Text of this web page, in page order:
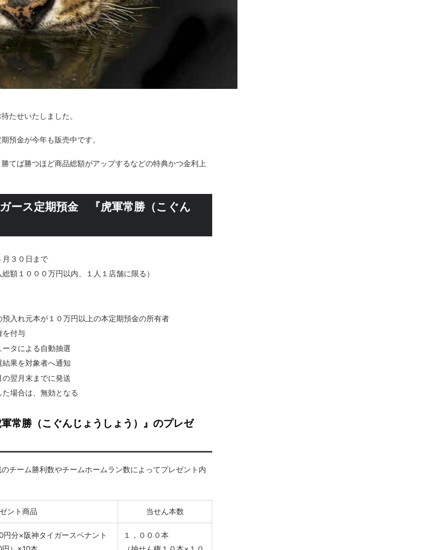
たせいたしました。
預金が今年も販売中です。
てば勝つほど商品総額がアップするなどの特典かつ金利上
ース定期預金 『虎軍常勝（こぐん
３０日まで
額１０００万円以内、１人１店舗に限る）
入れ元本が１０万円以上の本定期預金の所有者
を付与
タによる自動抽選
果を対象者へ通知
翌月末までに発送
場合は、無効となる
常勝（こぐんじょうしょう）』のプレゼ
チーム勝利数やチームホームラン数によってプレゼント内
ント商品 当せん本数
分×阪神タイガースペナント
１，０００本